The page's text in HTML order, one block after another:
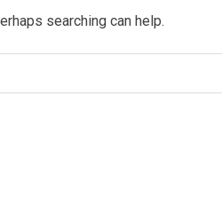
searching can help.